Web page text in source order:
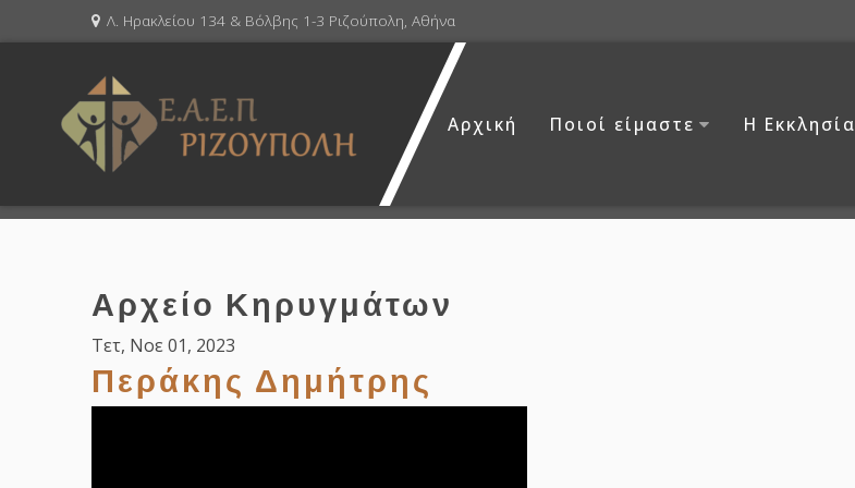
Λ. Ηρακλείου 134 & Βόλβης 1-3 Ριζούπολη, Αθήνα
Αρχική Ποιοί είμαστε Η Εκκλησία
Αρχείο Κηρυγμάτων
Τετ, Νοε 01, 2023
Περάκης Δημήτρης